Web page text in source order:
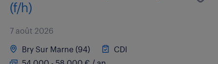
(f/h)
7 août 2026
Bry Sur Marne (94)
CDI